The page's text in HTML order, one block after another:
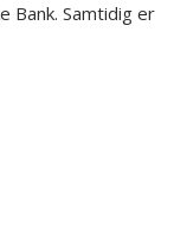
Bank. Samtidig er